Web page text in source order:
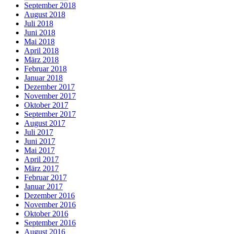
September 2018
August 2018
Juli 2018
Juni 2018
Mai 2018
April 2018
März 2018
Februar 2018
Januar 2018
Dezember 2017
November 2017
Oktober 2017
September 2017
August 2017
Juli 2017
Juni 2017
Mai 2017
April 2017
März 2017
Februar 2017
Januar 2017
Dezember 2016
November 2016
Oktober 2016
September 2016
August 2016